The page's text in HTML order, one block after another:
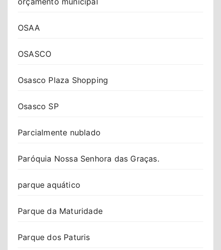
OSAA
OSASCO
Osasco Plaza Shopping
Osasco SP
Parcialmente nublado
Paróquia Nossa Senhora das Graças.
parque aquático
Parque da Maturidade
Parque dos Paturis